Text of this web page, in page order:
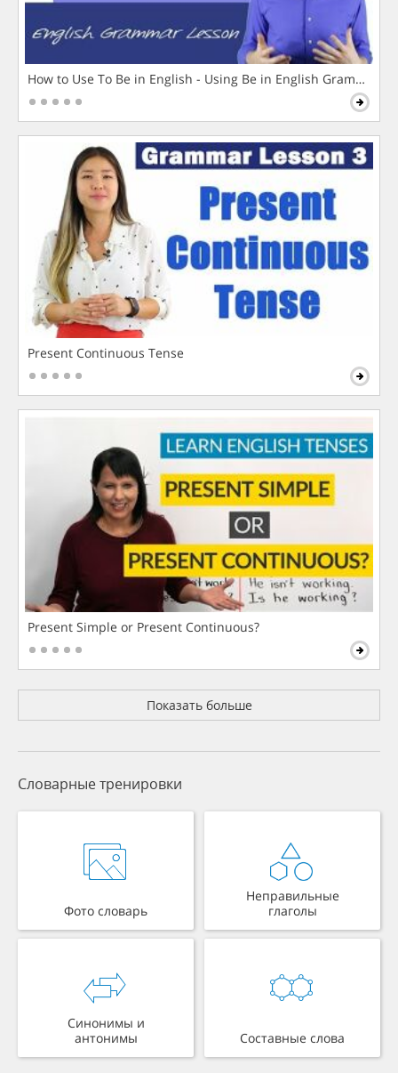
How to Use To Be in English - Using Be in English Grammar
Present Continuous Tense
Present Simple or Present Continuous?
Показать больше
Словарные тренировки
Фото словарь
Неправильные
глаголы
Синонимы и
антонимы
Составные слова